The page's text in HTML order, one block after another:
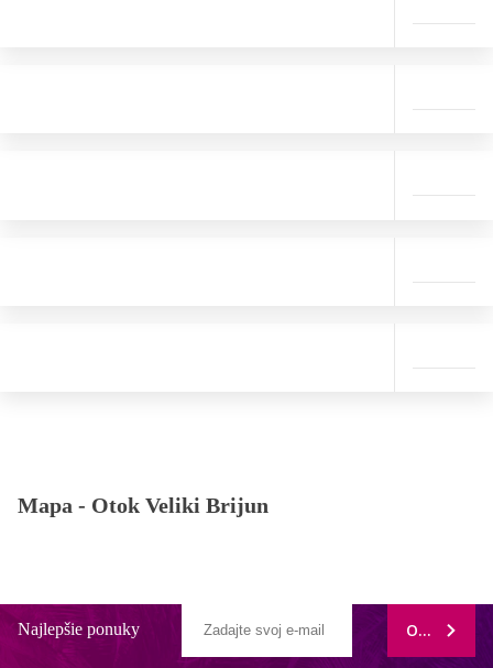
Mapa - Otok Veliki Brijun
Najlepšie ponuky ODOBERAŤ